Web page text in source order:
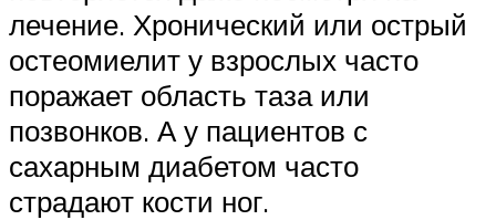
лечение. Хронический или острый
остеомиелит у взрослых часто
поражает область таза или
позвонков. А у пациентов с
сахарным диабетом часто
страдают кости ног.